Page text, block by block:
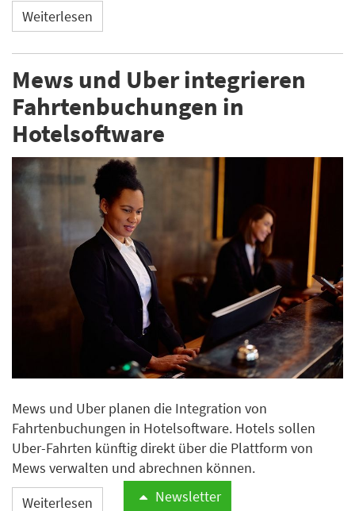
Weiterlesen
Mews und Uber integrieren
Fahrtenbuchungen in
Hotelsoftware
Mews und Uber planen die Integration von
Fahrtenbuchungen in Hotelsoftware. Hotels sollen
Uber-Fahrten künftig direkt über die Plattform von
Mews verwalten und abrechnen können.
Weiterlesen
Newsletter